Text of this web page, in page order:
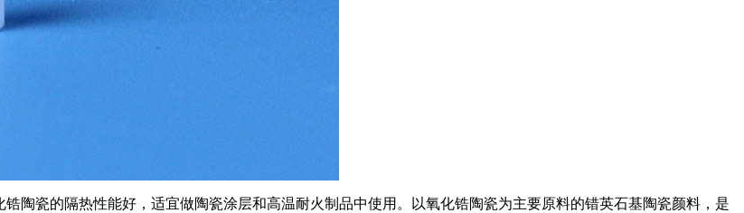
陶瓷的隔热性能好，适宜做陶瓷涂层和高温耐火制品中使用。以氧化锆陶瓷为主要原料的错英石基陶瓷颜料，是